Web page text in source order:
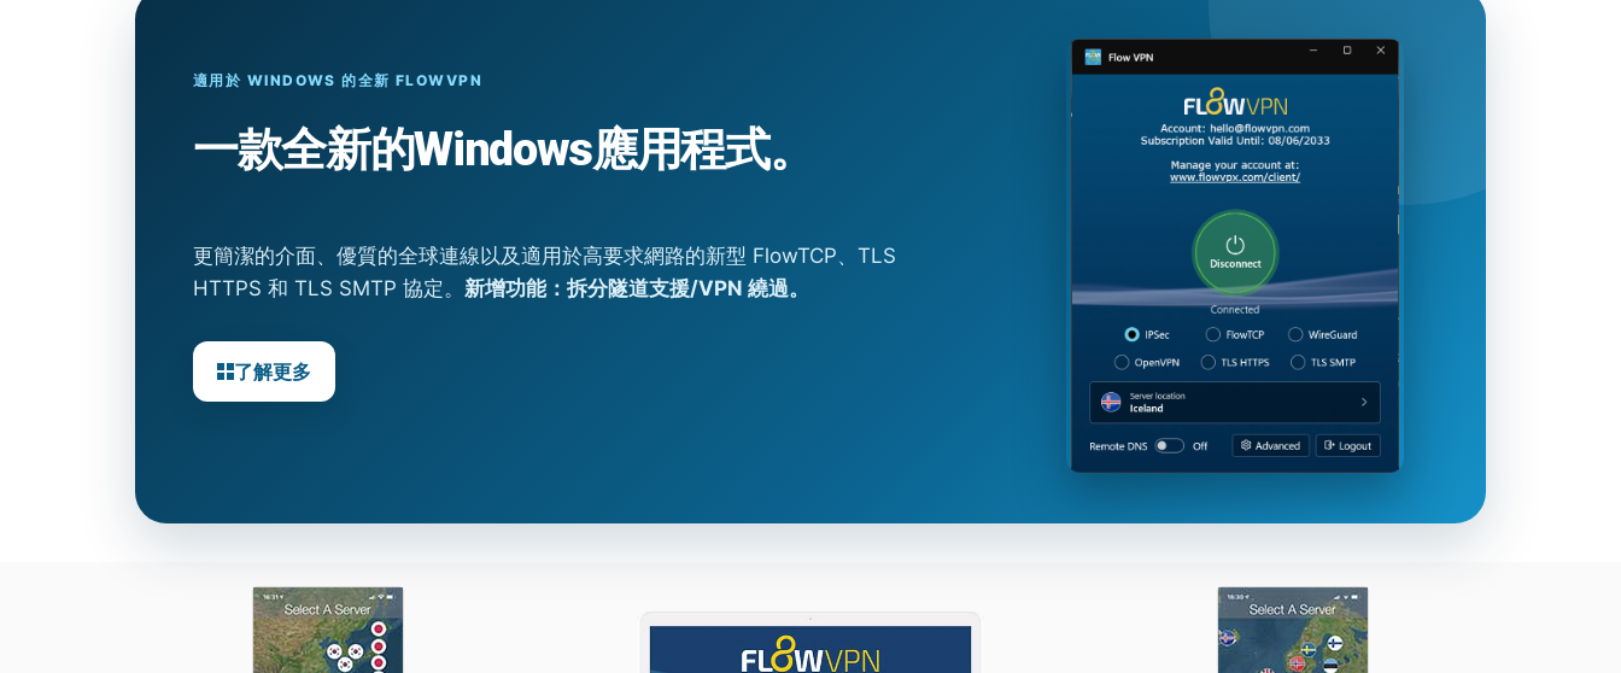
適用於 WINDOWS 的全新 FLOWVPN
一款全新的Windows應用程式。
更簡潔的介面、優質的全球連線以及適用於高要求網路的新型 FlowTCP、TLS
HTTPS 和 TLS SMTP 協定。 新增功能：拆分隧道支援/VPN 繞過。
了解更多